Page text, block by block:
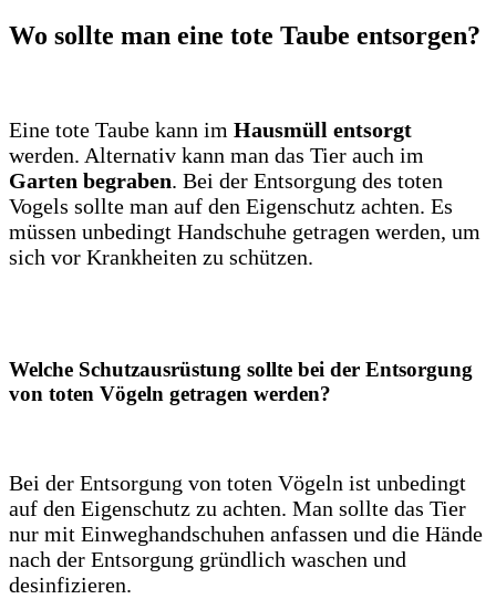
Wo sollte man eine tote Taube entsorgen?
Eine tote Taube kann im Hausmüll entsorgt
werden. Alternativ kann man das Tier auch im
Garten begraben. Bei der Entsorgung des toten
Vogels sollte man auf den Eigenschutz achten. Es
müssen unbedingt Handschuhe getragen werden, um
sich vor Krankheiten zu schützen.
Welche Schutzausrüstung sollte bei der Entsorgung
von toten Vögeln getragen werden?
Bei der Entsorgung von toten Vögeln ist unbedingt
auf den Eigenschutz zu achten. Man sollte das Tier
nur mit Einweghandschuhen anfassen und die Hände
nach der Entsorgung gründlich waschen und
desinfizieren.